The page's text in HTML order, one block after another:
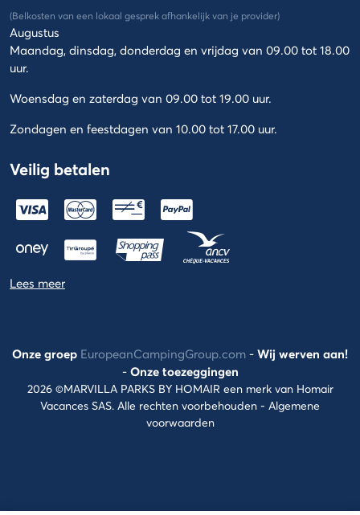
(Belkosten van een lokaal gesprek afhankelijk van je provider)
Augustus
Maandag, dinsdag, donderdag en vrijdag van 09.00 tot 18.00
uur.
Woensdag en zaterdag van 09.00 tot 19.00 uur.
Zondagen en feestdagen van 10.00 tot 17.00 uur.
Veilig betalen
Lees meer
Onze groep EuropeanCampingGroup.com - Wij werven aan!
- Onze toezeggingen
2026 ©MARVILLA PARKS BY HOMAIR een merk van Homair
Vacances SAS. Alle rechten voorbehouden - Algemene
voorwaarden